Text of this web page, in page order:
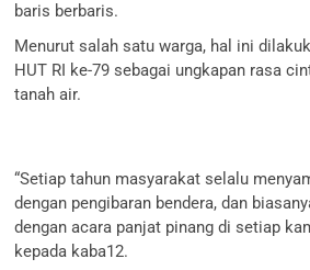
baris berbaris.
Menurut salah satu warga, hal ini
HUT RI ke-79 sebagai ungkapan rasa
tanah air.
“Setiap tahun masyarakat selalu
dengan pengibaran bendera, dan
dengan acara panjat pinang di setiap
kepada kaba12.